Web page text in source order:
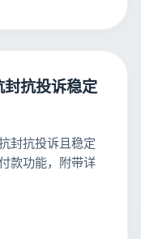
抗投诉稳定
封抗投诉且稳定
款功能，附带详